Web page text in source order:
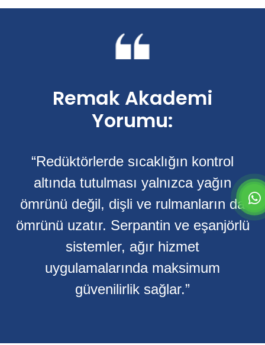
Remak Akademi
Yorumu:
“Redüktörlerde sıcaklığın kontrol
altında tutulması yalnızca yağın
ömrünü değil, dişli ve rulmanların da
ömrünü uzatır. Serpantin ve eşanjörlü
sistemler, ağır hizmet
uygulamalarında maksimum
güvenilirlik sağlar.”